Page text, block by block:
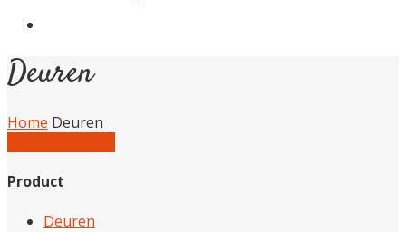
Deuren
Home Deuren
Product
Deuren